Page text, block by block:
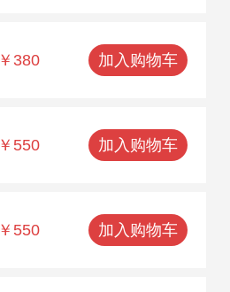
￥380 加入购物车
￥550 加入购物车
￥550 加入购物车